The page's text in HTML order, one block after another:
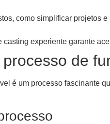
como simplificar projetos
casting experiente garante
de
é um processo fascinante